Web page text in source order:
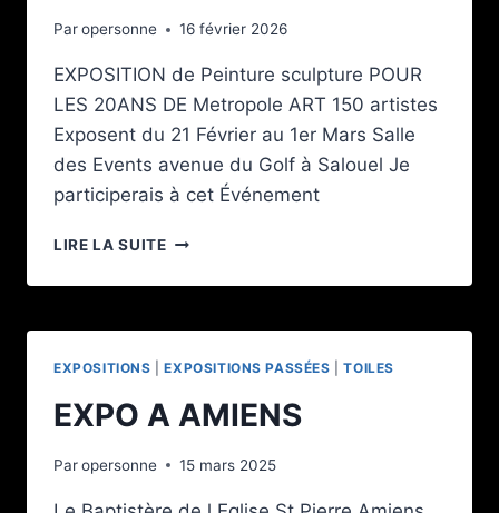
Paropersonne 16 février 2026
EXPOSITION de Peinture sculpture POUR
LES 20ANS DE Metropole ART 150 artistes
Exposent du 21 Février au 1er Mars Salle
des Events avenue du Golf à Salouel Je
participerais à cet Événement
LIRE LA SUITEMÉTROPOLE
20
EXPOSITIONS |EXPOSITIONS PASSÉES |TOILES
EXPO A AMIENS
Paropersonne 15 mars 2025